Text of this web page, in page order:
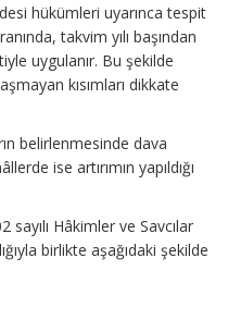
hükümleri uyarınca tespit
takvim yılı başından
uygulanır. Bu şekilde
kısımları dikkate
belirlenmesinde dava
ise artırımın yapıldığı
Hâkimler ve Savcılar
birlikte aşağıdaki şekilde